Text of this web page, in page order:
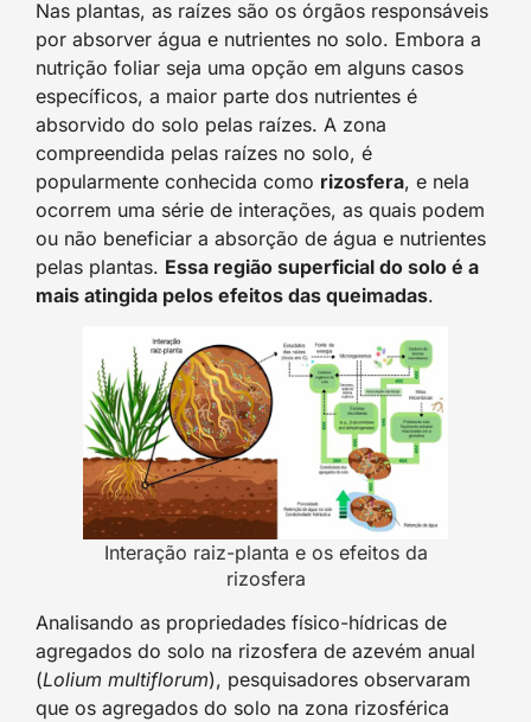
Nas plantas, as raízes são os órgãos responsáveis
por absorver água e nutrientes no solo. Embora a
nutrição foliar seja uma opção em alguns casos
específicos, a maior parte dos nutrientes é
absorvido do solo pelas raízes. A zona
compreendida pelas raízes no solo, é
popularmente conhecida como rizosfera, e nela
ocorrem uma série de interações, as quais podem
ou não beneficiar a absorção de água e nutrientes
pelas plantas. Essa região superficial do solo é a
mais atingida pelos efeitos das queimadas.
Interação raiz-planta e os efeitos da
rizosfera
Analisando as propriedades físico-hídricas de
agregados do solo na rizosfera de azevém anual
(Lolium multiflorum), pesquisadores observaram
que os agregados do solo na zona rizosférica